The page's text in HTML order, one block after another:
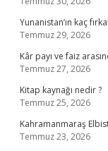
Yunanistan’ın kaç
Temmuz 29, 2026
Kâr payı ve faiz
Temmuz 27, 2026
Kitap kaynağı nedir ?
Temmuz 25, 2026
Kahramanmaraş
Temmuz 23, 2026